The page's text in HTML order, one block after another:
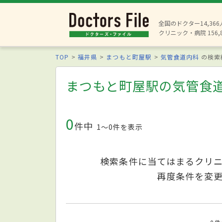
全国のドクター14,366
クリニック・病院
TOP 福井県 まつもと町屋駅 気管食道内科 の検
まつもと町屋駅の気管食
0件中 1〜0件を表示
検索条件に当てはまるクリ
再度条件を変